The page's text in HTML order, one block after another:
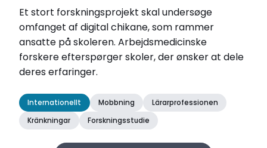
Et stort forskningsprojekt skal undersøge
omfanget af digital chikane, som rammer
ansatte på skoleren. Arbejdsmedicinske
forskere efterspørger skoler, der ønsker at dele
deres erfaringer.
Internationellt Mobbning
Lärarprofessionen
Kränkningar
Forskningsstudie